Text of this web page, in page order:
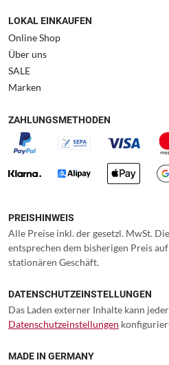
LOKAL EINKAUFEN
Online Shop
Über uns
SALE
Marken
ZAHLUNGSMETHODEN
PREISHINWEIS
Alle Preise inkl. der gesetzl. MwSt.
entsprechen dem bisherigen Preis
stationären Geschäft.
DATENSCHUTZEINSTELLUNGEN
Das Laden externer Inhalte kann
Datenschutzeinstellungen
MADE IN GERMANY